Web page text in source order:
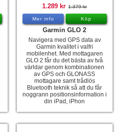
1.289 kr 1.379 kr
Mer info Köp
Garmin GLO 2
Navigera med GPS data av
Garmin kvalitet i valfri
mobilenhet. Med mottagaren
GLO 2 får du det bästa av två
världar genom kombinationen
av GPS och GLONASS
mottagare samt trådlös
Bluetooth teknik så att du får
noggrann positionsinformation i
din iPad, iPhon